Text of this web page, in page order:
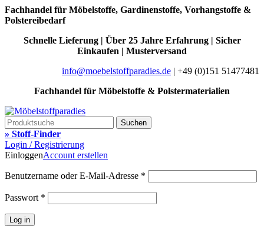
Fachhandel für Möbelstoffe, Gardinenstoffe, Vorhangstoffe &
Polstereibedarf
Schnelle Lieferung | Über 25 Jahre Erfahrung | Sicher
Einkaufen | Musterversand
info@moebelstoffparadies.de | +49 (0)151 51477481
Fachhandel für Möbelstoffe & Polstermaterialien
Suchen
» Stoff-Finder
Login / Registrierung
EinloggenAccount erstellen
Benutzername oder E-Mail-Adresse *
Passwort *
Log in